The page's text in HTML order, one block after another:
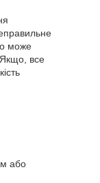
може
Якщо, все
або